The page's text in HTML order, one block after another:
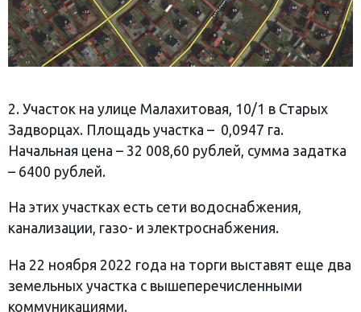
2. Участок на улице Малахитовая, 10/1 в Старых
Задворцах. Площадь участка – 0,0947 га.
Начальная цена – 32 008,60 рублей, сумма задатка
– 6400 рублей.
На этих участках есть сети водоснабжения,
канализации, газо- и электроснабжения.
На 22 ноября 2022 года на торги выставят еще два
земельных участка с вышеперечисленными
коммуникациями.